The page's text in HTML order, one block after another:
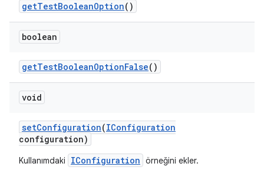
getTestBooleanOption()
boolean
getTestBooleanOptionFalse()
void
setConfiguration(IConfiguration
configuration)
Kullanımdaki IConfiguration örneğini ekler.